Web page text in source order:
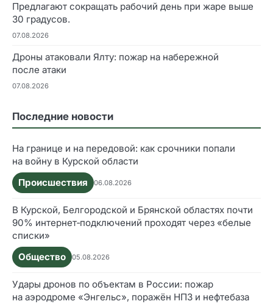
Предлагают сокращать рабочий день при жаре выше
30 градусов.
07.08.2026
Дроны атаковали Ялту: пожар на набережной
после атаки
07.08.2026
Последние новости
На границе и на передовой: как срочники попали
на войну в Курской области
Происшествия
06.08.2026
В Курской, Белгородской и Брянской областях почти
90% интернет‑подключений проходят через «белые
списки»
Общество
05.08.2026
Удары дронов по объектам в России: пожар
на аэродроме «Энгельс», поражён НПЗ и нефтебаза